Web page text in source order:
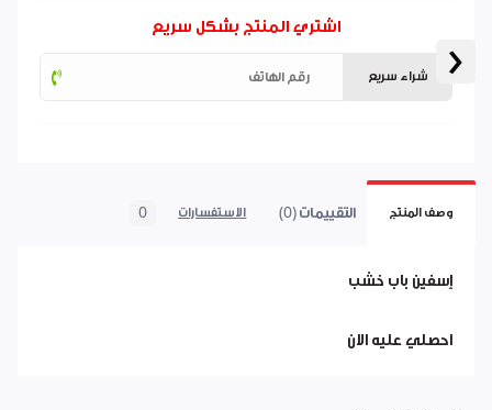
‹
اشتري المنتج بشكل سريع
شراء سريع
وصف المنتج التقييمات (0) الاستفسارات 0
إسفين باب خشب
احصلي عليه الان